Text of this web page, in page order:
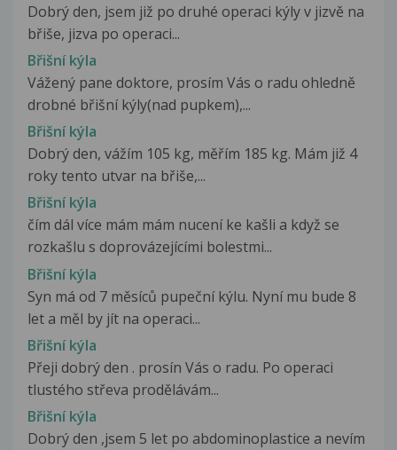
Dobrý den, jsem již po druhé operaci kýly v jizvě na
břiše, jizva po operaci...
Břišní kýla
Vážený pane doktore, prosím Vás o radu ohledně
drobné břišní kýly(nad pupkem),...
Břišní kýla
Dobrý den, vážím 105 kg, měřím 185 kg. Mám již 4
roky tento utvar na břiše,...
Břišní kýla
čím dál více mám mám nucení ke kašli a když se
rozkašlu s doprovázejícími bolestmi...
Břišní kýla
Syn má od 7 měsíců pupeční kýlu. Nyní mu bude 8
let a měl by jít na operaci...
Břišní kýla
Přeji dobrý den . prosín Vás o radu. Po operaci
tlustého střeva prodělávám...
Břišní kýla
Dobrý den ,jsem 5 let po abdominoplastice a nevím